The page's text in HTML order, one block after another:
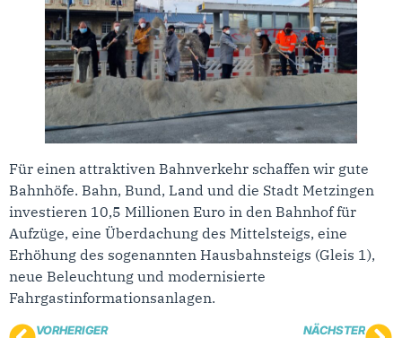
Für einen attraktiven Bahnverkehr schaffen wir gute
Bahnhöfe. Bahn, Bund, Land und die Stadt Metzingen
investieren 10,5 Millionen Euro in den Bahnhof für
Aufzüge, eine Überdachung des Mittelsteigs, eine
Erhöhung des sogenannten Hausbahnsteigs (Gleis 1),
neue Beleuchtung und modernisierte
Fahrgastinformationsanlagen.
VORHERIGER NÄCHSTER